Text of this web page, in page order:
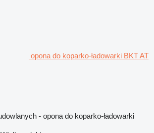
opona do koparko-ładowarki BKT AT
- opona do koparko-ładowarki